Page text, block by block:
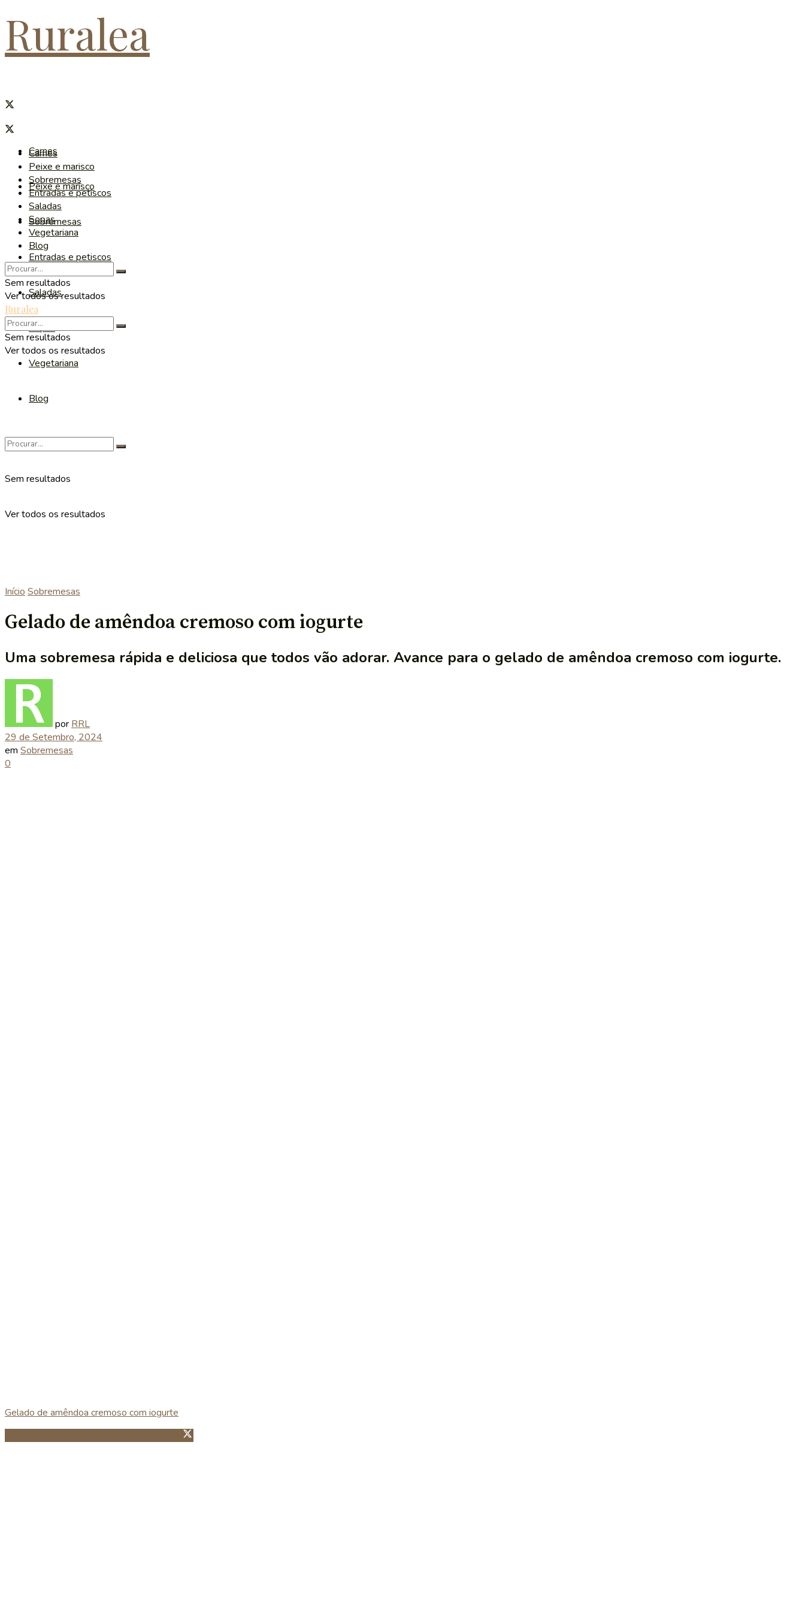
Ruralea
Carnes
Peixe e marisco
Sobremesas
Entradas e petiscos
Saladas
Sopas
Vegetariana
Blog
Sem resultados
Ver todos os resultados
Carnes
Peixe e marisco
Sobremesas
Entradas e petiscos
Saladas
Sopas
Vegetariana
Blog
Sem resultados
Ver todos os resultados
Ruralea
Sem resultados
Ver todos os resultados
Início Sobremesas
Gelado de amêndoa cremoso com iogurte
Uma sobremesa rápida e deliciosa que todos vão adorar. Avance para o gelado de amêndoa cremoso com iogurte.
por RRL
29 de Setembro, 2024
em Sobremesas
0
Gelado de amêndoa cremoso com iogurte
Guardar no Pinterest